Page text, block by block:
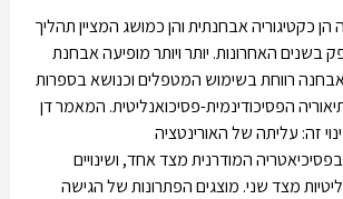
כקטיגוריה אבחנתית והן כמושג המציין תהליך
בשנים האחרונות. יותר ויותר מופיעה אבחנת
רווחת בשימוש המטפלים וכנושא בספרות
הפסיכודינמית-פסיכואנליטית. המאמר דן
זה: עליתה של האורינטציה
המודרנית מצד אחד, ושינויים
מצד שני. מוצגים הפתרונות של הגישה